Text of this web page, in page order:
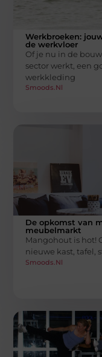
Werkbroeken:
de werkvloer
Of je nu in de
sector werkt, een
werkkleding
Smoods.nl
De opkomst van
meubelmarkt
Mangohout is hot!
nieuwe kast, tafel,
Smoods.nl